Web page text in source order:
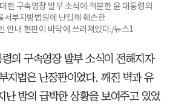
한 구속영장 발부 소식에 격분한 윤 대통령의
서부지방법원에 난입해 훼손한
안내 현판이 바닥에 쓰러져있다./뉴스1
의 구속영장 발부 소식이 전해지자
지법은 난장판이었다. 깨진 벽과 유
난 밤의 급박한 상황을 보여주고 있었